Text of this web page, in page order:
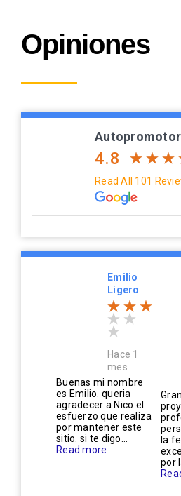
Opiniones
4.8
Read All 101
Emilio
Ligero
Hace 1
mes
Buenas mi nombre
es Emilio. queria
agradecer a Nico el
esfuerzo que realiza
por mantener este
sitio. si te digo...
Read more
la
por